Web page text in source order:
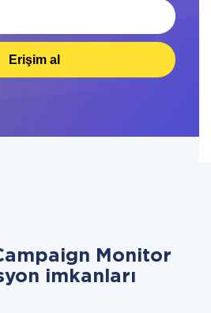
Erişim al
Monitor
imkanları